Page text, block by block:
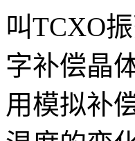
叫TCXO振
字补偿晶
用模拟补